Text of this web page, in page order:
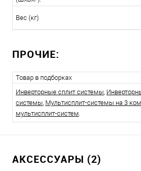
Вес (кг)
ПРОЧИЕ:
Товар в подборках
Инверторные сплит системы,
системы, Мультисплит-системы на 3
мультисплит-систем.
АКСЕССУАРЫ (2)